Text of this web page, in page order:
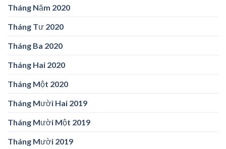
Tháng Năm 2020
Tháng Tư 2020
Tháng Ba 2020
Tháng Hai 2020
Tháng Một 2020
Tháng Mười Hai 2019
Tháng Mười Một 2019
Tháng Mười 2019